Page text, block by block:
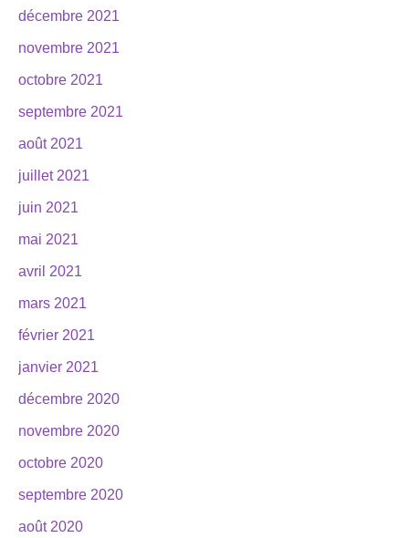
décembre 2021
novembre 2021
octobre 2021
septembre 2021
août 2021
juillet 2021
juin 2021
mai 2021
avril 2021
mars 2021
février 2021
janvier 2021
décembre 2020
novembre 2020
octobre 2020
septembre 2020
août 2020